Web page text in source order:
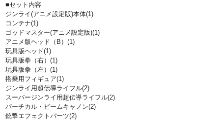
■セット内容
ジンライ(アニメ設定版)本体(1)
コンテナ(1)
ゴッドマスター(アニメ設定版)(1)
アニメ版ヘッド（B）(1)
玩具版ヘッド(1)
玩具版拳（右）(1)
玩具版拳（左）(1)
搭乗用フィギュア(1)
ジンライ用超伝導ライフル(2)
スーパージンライ用超伝導ライフル(2)
パーチカル・ビームキャノン(2)
銃撃エフェクトパーツ(2)